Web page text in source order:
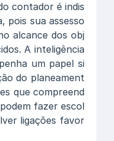
contador é indis
pois sua assesso
alcance dos obj
A inteligência
um papel si
do planeament
que compreend
fazer escol
ligações favor